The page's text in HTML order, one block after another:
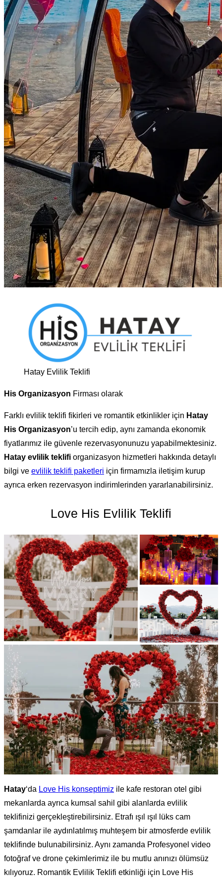
Hatay Evlilik Teklifi
His Organizasyon Firması olarak
Farklı evlilik teklifi fikirleri ve romantik etkinlikler için Hatay
His Organizasyon’u tercih edip, aynı zamanda ekonomik
fiyatlarımız ile güvenle rezervasyonunuzu yapabilmektesiniz.
Hatay evlilik teklifi organizasyon hizmetleri hakkında detaylı
bilgi ve evlilik teklifi paketleri için firmamızla iletişim kurup
ayrıca erken rezervasyon indirimlerinden yararlanabilirsiniz.
Love His Evlilik Teklifi
Hatay‘da Love His konseptimiz ile kafe restoran otel gibi
mekanlarda ayrıca kumsal sahil gibi alanlarda evlilik
teklifinizi gerçekleştirebilirsiniz. Etrafı ışıl ışıl lüks cam
şamdanlar ile aydınlatılmış muhteşem bir atmosferde evlilik
teklifinde bulunabilirsiniz. Aynı zamanda Profesyonel video
fotoğraf ve drone çekimlerimiz ile bu mutlu anınızı ölümsüz
kılıyoruz. Romantik Evlilik Teklifi etkinliği için Love His